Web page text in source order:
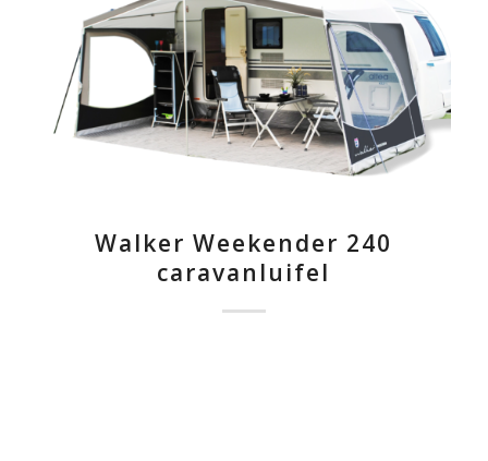
Walker Weekender 240
caravanluifel